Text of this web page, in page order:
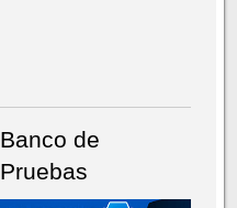
Banco de
Pruebas